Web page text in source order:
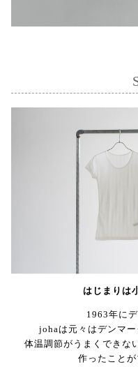
はじまりは
1963年に
johaは元々はデンマー
体温調節がうまくできな
作ったことが